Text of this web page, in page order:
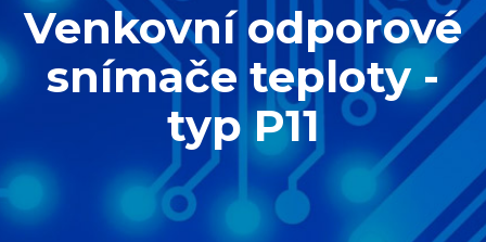
Venkovní odporové
snímače teploty -
typ P11